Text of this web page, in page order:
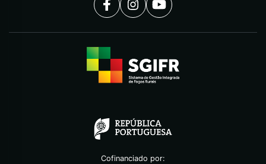
Cofinanciado por: